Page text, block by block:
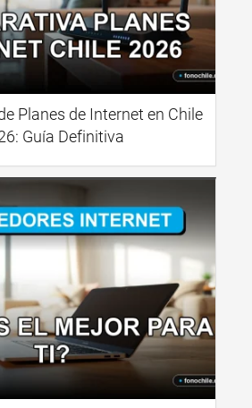
Planes de Internet en Chile
Guía Definitiva